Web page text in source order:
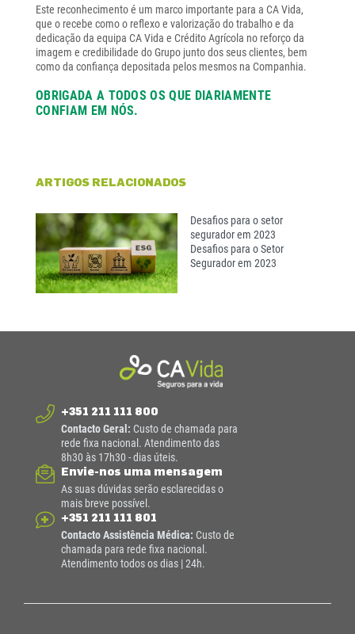
Este reconhecimento é um marco importante para a CA Vida,
que o recebe como o reflexo e valorização do trabalho e da
dedicação da equipa CA Vida e Crédito Agrícola no reforço da
imagem e credibilidade do Grupo junto dos seus clientes, bem
como da confiança depositada pelos mesmos na Companhia.
OBRIGADA A TODOS OS QUE DIARIAMENTE
CONFIAM EM NÓS.
ARTIGOS RELACIONADOS
Desafios para o setor
segurador em 2023
Desafios para o Setor
Segurador em 2023
+351 211 111 800
Contacto Geral: Custo de chamada para
rede fixa nacional. Atendimento das
8h30 às 17h30 - dias úteis.
Envie-nos uma mensagem
As suas dúvidas serão esclarecidas o
mais breve possível.
+351 211 111 801
Contacto Assistência Médica: Custo de
chamada para rede fixa nacional.
Atendimento todos os dias | 24h.